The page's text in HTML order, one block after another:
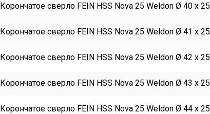
Корончатое сверло FEIN HSS Nova 25 Weldon Ø 40 x 25
Корончатое сверло FEIN HSS Nova 25 Weldon Ø 41 x 25
Корончатое сверло FEIN HSS Nova 25 Weldon Ø 42 x 25
Корончатое сверло FEIN HSS Nova 25 Weldon Ø 43 x 25
Корончатое сверло FEIN HSS Nova 25 Weldon Ø 44 x 25